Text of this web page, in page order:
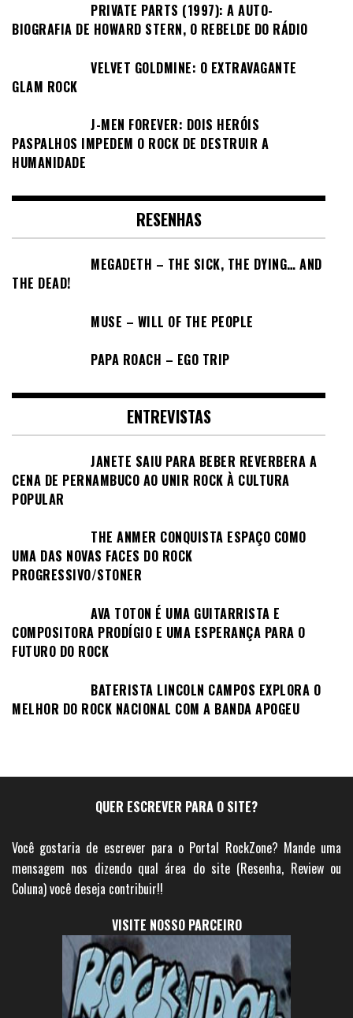
PRIVATE PARTS (1997): A AUTO-
BIOGRAFIA DE HOWARD STERN, O REBELDE DO RÁDIO
VELVET GOLDMINE: O EXTRAVAGANTE
GLAM ROCK
J-MEN FOREVER: DOIS HERÓIS
PASPALHOS IMPEDEM O ROCK DE DESTRUIR A
HUMANIDADE
RESENHAS
MEGADETH – THE SICK, THE DYING… AND
THE DEAD!
MUSE – WILL OF THE PEOPLE
PAPA ROACH – EGO TRIP
ENTREVISTAS
JANETE SAIU PARA BEBER REVERBERA A
CENA DE PERNAMBUCO AO UNIR ROCK À CULTURA
POPULAR
THE ANMER CONQUISTA ESPAÇO COMO
UMA DAS NOVAS FACES DO ROCK
PROGRESSIVO/STONER
AVA TOTON É UMA GUITARRISTA E
COMPOSITORA PRODÍGIO E UMA ESPERANÇA PARA O
FUTURO DO ROCK
BATERISTA LINCOLN CAMPOS EXPLORA O
MELHOR DO ROCK NACIONAL COM A BANDA APOGEU
QUER ESCREVER PARA O SITE?
Você gostaria de escrever para o Portal RockZone? Mande uma
mensagem nos dizendo qual área do site (Resenha, Review ou
Coluna) você deseja contribuir!!
VISITE NOSSO PARCEIRO